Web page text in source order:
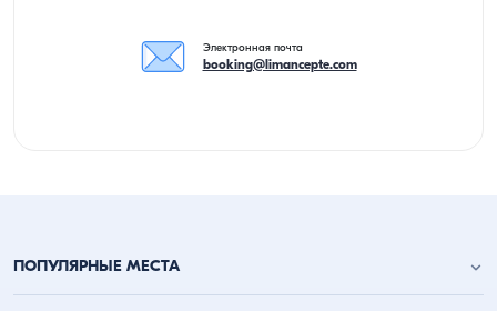
Электронная почта
booking@limancepte.com
ПОПУЛЯРНЫЕ МЕСТА